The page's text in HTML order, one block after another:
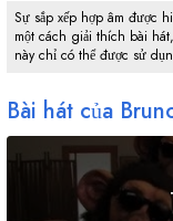
Sự sắp xếp hợp âm được
một cách giải thích bài
này chỉ có thể được sử
Bài hát của